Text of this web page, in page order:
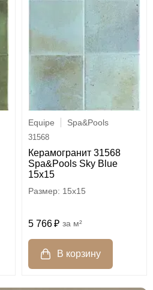
Equipe Spa&Pools
31568
Керамогранит 31568
Spa&Pools Sky Blue
15x15
15x15
5 766 м²